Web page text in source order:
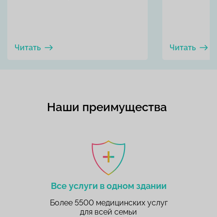
Читать Читать
Наши преимущества
Все услуги в одном здании
Более 5500 медицинских услуг
для всей семьи